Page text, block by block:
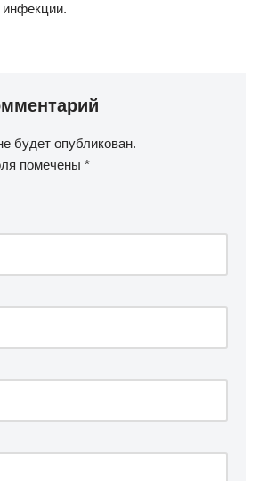
инфекции.
будет опубликован.
помечены *